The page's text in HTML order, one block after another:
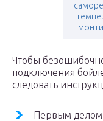
Чтобы
подключения
следовать
Первым делом